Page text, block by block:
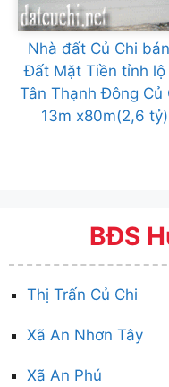
Nhà đất Củ Chi
Đất Mặt Tiền tỉnh lộ
Tân Thạnh Đông Củ
13m x80m(2,6 tỷ)
BĐS
Thị Trấn Củ Chi
Xã An Nhơn Tây
Xã An Phú